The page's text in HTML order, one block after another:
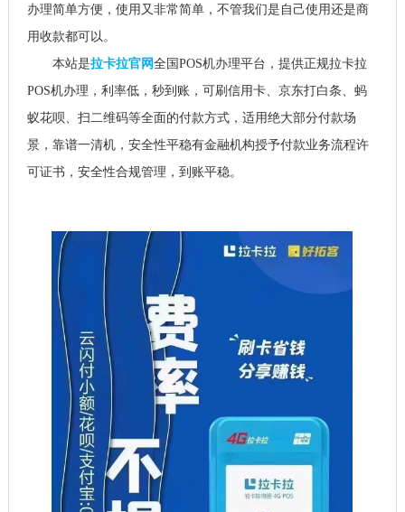
办理简单方便，使用又非常简单，不管我们是自己使用还是商
用收款都可以。
本站是拉卡拉官网全国POS机办理平台，提供正规拉卡拉
POS机办理，利率低，秒到账，可刷信用卡、京东打白条、蚂
蚁花呗、扫二维码等全面的付款方式，适用绝大部分付款场
景，靠谱一清机，安全性平稳有金融机构授予付款业务流程许
可证书，安全性合规管理，到账平稳。